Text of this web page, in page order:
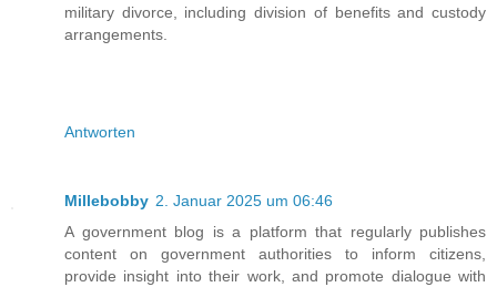
military divorce, including division of benefits and custody
arrangements.
Antworten
Millebobby 2. Januar 2025 um 06:46
A government blog is a platform that regularly publishes
content on government authorities to inform citizens,
provide insight into their work, and promote dialogue with